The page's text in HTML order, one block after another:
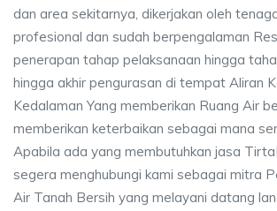
dan area sekitarnya, dikerjakan oleh
profesional dan sudah berpengalaman
penerapan tahap pelaksanaan hingga
hingga akhir pengurasan di tempat Aliran
Kedalaman Yang memberikan Ruang Air
memberikan keterbaikan sebagai mana
Apabila ada yang membutuhkan jasa
segera menghubungi kami sebagai mitra
Air Tanah Bersih yang melayani datang